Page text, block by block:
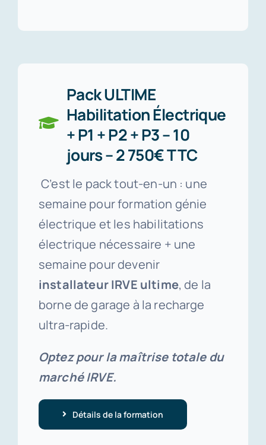
Pack ULTIME
Habilitation Électrique
+ P1 + P2 + P3 – 10
jours – 2 750€ TTC
C’est le pack tout-en-un : une
semaine pour formation génie
électrique et les habilitations
électrique nécessaire + une
semaine pour devenir
installateur IRVE ultime, de la
borne de garage à la recharge
ultra-rapide.
Optez pour la maîtrise totale du
marché IRVE.
Détails de la formation